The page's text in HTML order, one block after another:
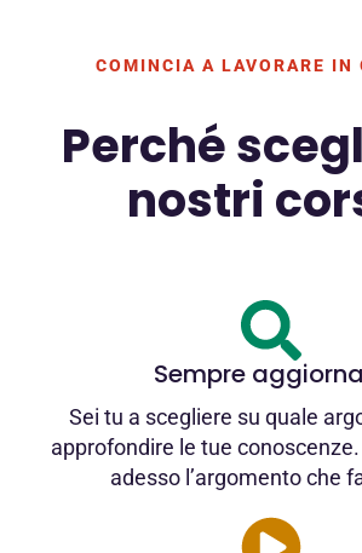
COMINCIA A LAVORARE IN
Perché
nostri
Sempre
Sei tu a scegliere su quale
approfondire le tue
adesso l’argomento che